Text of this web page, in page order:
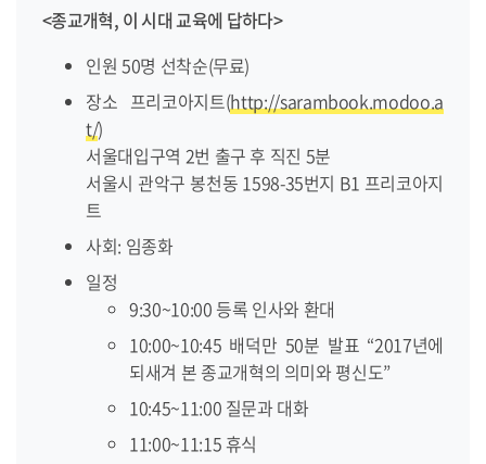
<종교개혁, 이 시대 교육에 답하다>
인원 50명 선착순(무료)
장소 프리코아지트(http://sarambook.modoo.a
t/)
서울대입구역 2번 출구 후 직진 5분
서울시 관악구 봉천동 1598-35번지 B1 프리코아지
트
사회: 임종화
일정
9:30~10:00 등록 인사와 환대
10:00~10:45 배덕만 50분 발표 “2017년에
되새겨 본 종교개혁의 의미와 평신도”
10:45~11:00 질문과 대화
11:00~11:15 휴식